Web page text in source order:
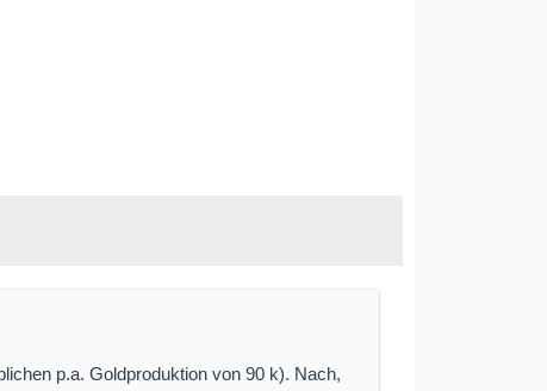
p.a. Goldproduktion von 90 k). Nach,